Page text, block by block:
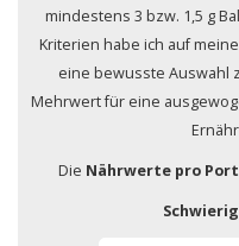
mindestens 3 bzw. 1,5 g
Kriterien habe ich auf
eine bewusste Auswahl
Mehrwert für eine
Die Nährwerte pro